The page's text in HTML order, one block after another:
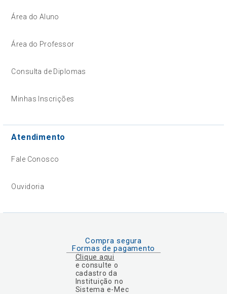
Área do Aluno
Área do Professor
Consulta de Diplomas
Minhas Inscrições
Atendimento
Fale Conosco
Ouvidoria
Compra segura
Formas de pagamento
Clique aqui
e consulte o
cadastro da
Instituição no
Sistema e-Mec